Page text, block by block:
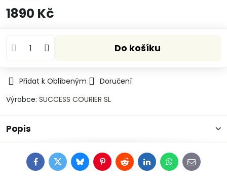
1890 Kč
Do košíku
Přidat k Oblíbeným
Doručení
Výrobce: SUCCESS COURIER SL
Popis
FacebookTwitterBlueskyPinterestRedditLinkedInWhatsApp
E-
mail